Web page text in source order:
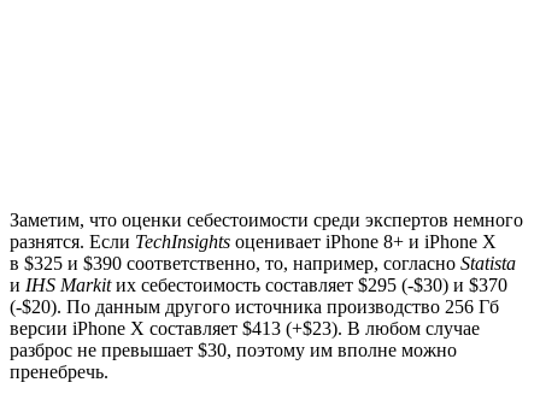
Заметим, что оценки себестоимости среди экспертов немного
разнятся. Если TechInsights оценивает iPhone 8+ и iPhone X
в $325 и $390 соответственно, то, например, согласно Statista
и IHS Markitих себестоимость составляет $295 (-$30) и $370
(-$20). По данным другого источника производство 256 Гб
версии iPhone X составляет $413 (+$23). В любом случае
разброс не превышает $30, поэтому им вполне можно
пренебречь.